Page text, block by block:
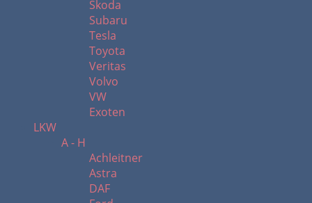
Skoda
Subaru
Tesla
Toyota
Veritas
Volvo
VW
Exoten
LKW
A - H
Achleitner
Astra
DAF